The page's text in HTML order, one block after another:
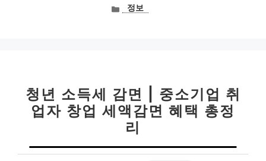
카정보
청년 소득세 감면 | 중소기업 취
업자 창업 세액감면 혜택 총정
리